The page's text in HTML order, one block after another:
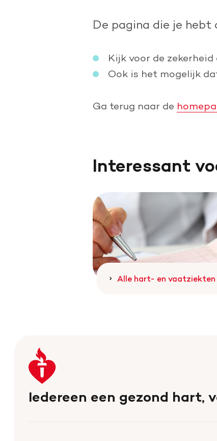
Geef periodiekDe pagina die je hebt
Kijk voor de
Ook is het mogelijk
Ga terug naar de
Interessant
Alle hart- en vaatziekten
Keer
terug
naar
de
Iedereen een gezond hart,